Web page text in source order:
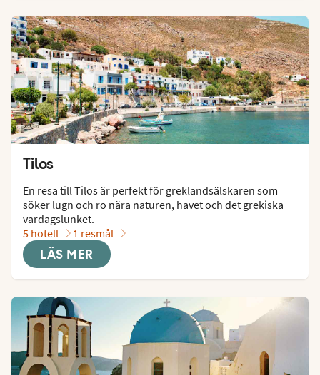
Tilos
En resa till Tilos är perfekt för greklandsälskaren som
söker lugn och ro nära naturen, havet och det grekiska
vardagslunket.
5 hotell
1 resmål
LÄS MER